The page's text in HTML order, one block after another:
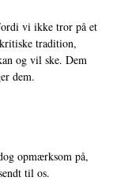
vi ikke tror på et
tradition,
og vil ske. Dem
dem.
opmærksom på,
til os.